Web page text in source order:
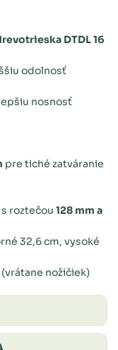
DTDL 16
odolnosť
nosnosť
pre tiché zatváranie
roztečou 128 mm a
32,6 cm, vysoké
nožičiek)